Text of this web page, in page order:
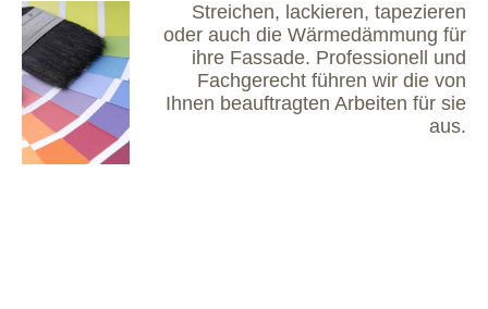
Streichen, lackieren, tapezieren
oder auch die Wärmedämmung für
ihre Fassade. Professionell und
Fachgerecht führen wir die von
Ihnen beauftragten Arbeiten für sie
aus.